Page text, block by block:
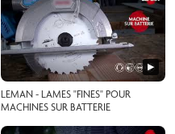
▶
LEMAN - LAMES "FINES" POUR
MACHINES SUR BATTERIE